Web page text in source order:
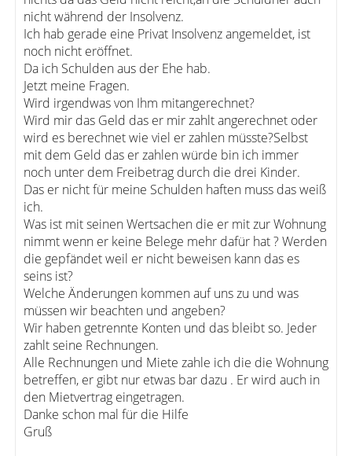
nicht während der Insolvenz.
Ich hab gerade eine Privat Insolvenz angemeldet, ist
noch nicht eröffnet.
Da ich Schulden aus der Ehe hab.
Jetzt meine Fragen.
Wird irgendwas von Ihm mitangerechnet?
Wird mir das Geld das er mir zahlt angerechnet oder
wird es berechnet wie viel er zahlen müsste?Selbst
mit dem Geld das er zahlen würde bin ich immer
noch unter dem Freibetrag durch die drei Kinder.
Das er nicht für meine Schulden haften muss das weiß
ich.
Was ist mit seinen Wertsachen die er mit zur Wohnung
nimmt wenn er keine Belege mehr dafür hat ? Werden
die gepfändet weil er nicht beweisen kann das es
seins ist?
Welche Änderungen kommen auf uns zu und was
müssen wir beachten und angeben?
Wir haben getrennte Konten und das bleibt so. Jeder
zahlt seine Rechnungen.
Alle Rechnungen und Miete zahle ich die die Wohnung
betreffen, er gibt nur etwas bar dazu . Er wird auch in
den Mietvertrag eingetragen.
Danke schon mal für die Hilfe
Gruß